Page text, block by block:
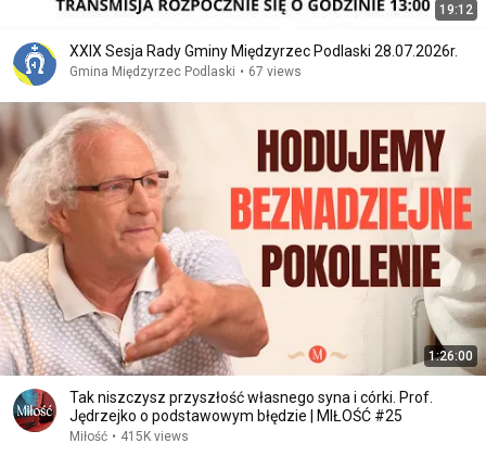
19:12
XXIX Sesja Rady Gminy Międzyrzec Podlaski 28.07.2026r.
Gmina Międzyrzec Podlaski • 67 views
1:26:00
Tak niszczysz przyszłość własnego syna i córki. Prof.
Jędrzejko o podstawowym błędzie | MIŁOŚĆ #25
Miłość • 415K views